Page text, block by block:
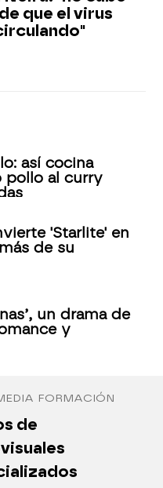
que el virus
así cocina
pollo al curry
'Starlite' en
de su
un drama de
y
FORMACIÓN
de